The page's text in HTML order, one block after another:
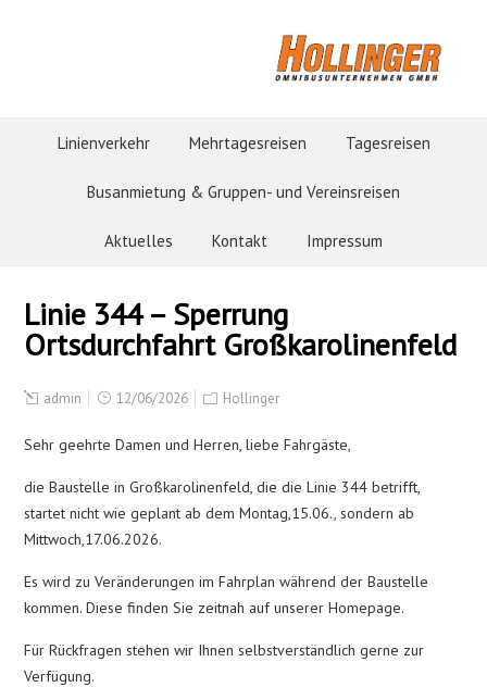
Linienverkehr Mehrtagesreisen Tagesreisen
Busanmietung & Gruppen- und Vereinsreisen
Aktuelles Kontakt Impressum
Linie 344 – Sperrung
Ortsdurchfahrt Großkarolinenfeld
admin 12/06/2026 Hollinger
Sehr geehrte Damen und Herren, liebe Fahrgäste,
die Baustelle in Großkarolinenfeld, die die Linie 344 betrifft,
startet nicht wie geplant ab dem Montag,15.06., sondern ab
Mittwoch,17.06.2026.
Es wird zu Veränderungen im Fahrplan während der Baustelle
kommen. Diese finden Sie zeitnah auf unserer Homepage.
Für Rückfragen stehen wir Ihnen selbstverständlich gerne zur
Verfügung.